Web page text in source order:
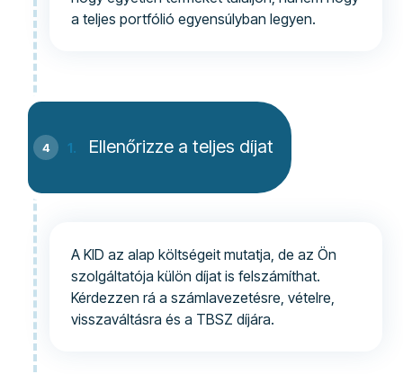
a teljes portfólió egyensúlyban legyen.
Ellenőrizze a teljes díjat
A KID az alap költségeit mutatja, de az Ön
szolgáltatója külön díjat is felszámíthat.
Kérdezzen rá a számlavezetésre, vételre,
visszaváltásra és a TBSZ díjára.